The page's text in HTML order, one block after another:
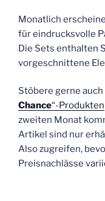
Monatlich
für eindrucksvolle
Die Sets enthalten
vorgeschnittene
Stöbere gerne auch
Chance“-Produkten
zweiten Monat
Artikel sind nur
Also zugreifen,
Preisnachlässe